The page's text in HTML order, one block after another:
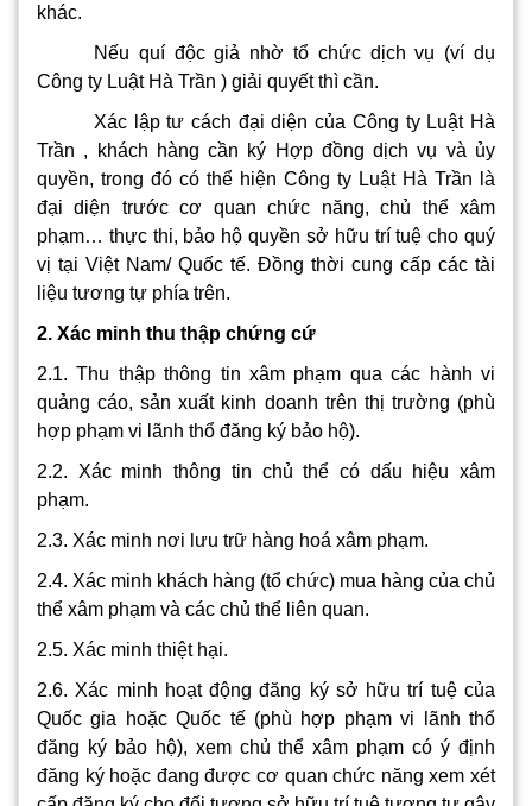
khác.
Nếu quí độc giả nhờ tổ chức dịch vụ (ví dụ
Công ty Luật Hà Trần ) giải quyết thì cần.
Xác lập tư cách đại diện của Công ty Luật Hà
Trần , khách hàng cần ký Hợp đồng dịch vụ và ủy
quyền, trong đó có thể hiện Công ty Luật Hà Trần là
đại diện trước cơ quan chức năng, chủ thể xâm
phạm… thực thi, bảo hộ quyền sở hữu trí tuệ cho quý
vị tại Việt Nam/ Quốc tế. Đồng thời cung cấp các tài
liệu tương tự phía trên.
2. Xác minh thu thập chứng cứ
2.1. Thu thập thông tin xâm phạm qua các hành vi
quảng cáo, sản xuất kinh doanh trên thị trường (phù
hợp phạm vi lãnh thổ đăng ký bảo hộ).
2.2. Xác minh thông tin chủ thể có dấu hiệu xâm
phạm.
2.3. Xác minh nơi lưu trữ hàng hoá xâm phạm.
2.4. Xác minh khách hàng (tổ chức) mua hàng của chủ
thể xâm phạm và các chủ thể liên quan.
2.5. Xác minh thiệt hại.
2.6. Xác minh hoạt động đăng ký sở hữu trí tuệ của
Quốc gia hoặc Quốc tế (phù hợp phạm vi lãnh thổ
đăng ký bảo hộ), xem chủ thể xâm phạm có ý định
đăng ký hoặc đang được cơ quan chức năng xem xét